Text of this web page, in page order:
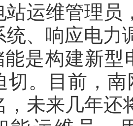
站运维管理员
统、响应电力
能是构建新
切。目前，
，未来几年还